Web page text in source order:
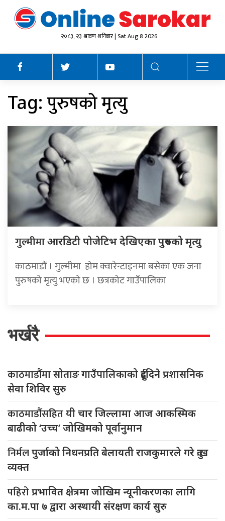
२०८३, २३ श्रावण शनिबार | Sat Aug 8 2026
Tag: पुरुषको मृत्यु
गुल्मीमाआरडिटी पोजेटिभ देखिएका पुरुषको मृत्यु
काठमाडौं । गुल्मीमा होम क्वारेन्टाइनमा बसेका एक जना
पुरुषको मृत्यु भएको छ । छत्रकोट गाउँपालिका
भर्खरै
काठमाडौंमासोताङ गाउँपालिकाको दुईदिने प्रशासनिक
सेवा शिविर सुरु
काठमाडौंसहितयी चार जिल्लामा आज आकस्मिक
बाढीको ‘उच्च’ जोखिमको पूर्वानुमान
निर्मलपुर्जाको निधनप्रति बेलायती राजकुमारले गरे दुःख
व्यक्त
पहिरोप्रभावित क्षेत्रमा जोखिम न्यूनीकरणका लागि
का.म.पा ७ द्वारा अस्थायी संरक्षण कार्य सुरु